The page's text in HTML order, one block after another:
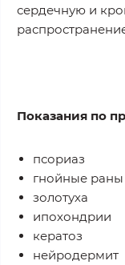
сердечную и
Показания по
псориаз
гнойные раны
золотуха
ипохондрии
кератоз
нейродермит